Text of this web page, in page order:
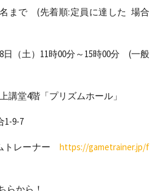
まで (先着順:定員に達した 場合
日（土）11時00分～15時00分 (一般
講堂4階「プリズムホール」
1-9-7
トレーナー https://gametrainer.jp/f